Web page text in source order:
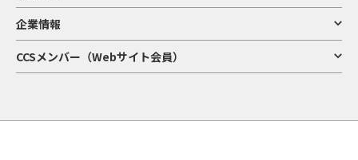
企業情報
CCSメンバー（Webサイト会員）